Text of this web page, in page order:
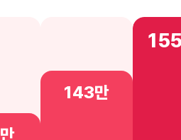
143만